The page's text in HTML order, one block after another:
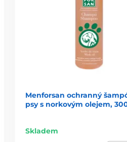
Menforsan ochranný
psy s norkovým olejem,
Skladem